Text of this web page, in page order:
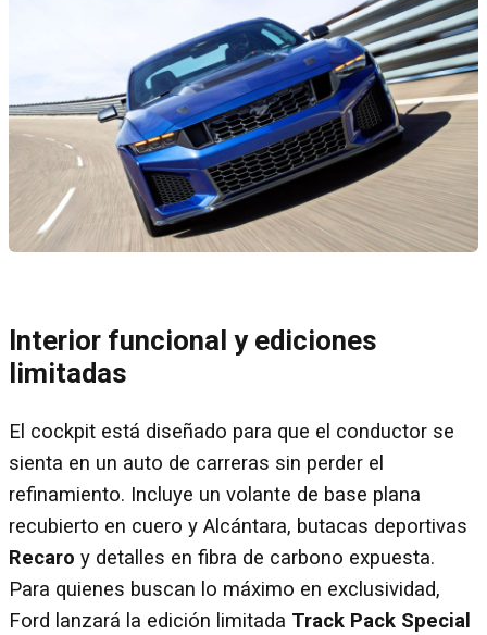
Interior funcional y ediciones
limitadas
El cockpit está diseñado para que el conductor se
sienta en un auto de carreras sin perder el
refinamiento. Incluye un volante de base plana
recubierto en cuero y Alcántara, butacas deportivas
Recaro y detalles en fibra de carbono expuesta.
Para quienes buscan lo máximo en exclusividad,
Ford lanzará la edición limitada Track Pack Special